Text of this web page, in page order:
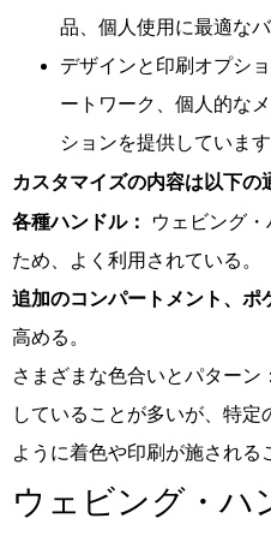
品、個人使用に最適な
デザインと印刷オプシ
ートワーク、個人的な
ションを提供しています
カスタマイズの内容は以下の
各種ハンドル：
ウェビング
ため、よく利用されている。
追加のコンパートメント、ポ
高める。
さまざまな色合いとパター
していることが多いが、特定
ように着色や印刷が施される
ウェビング・ハ